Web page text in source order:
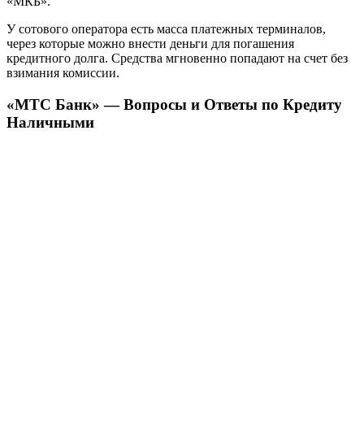
У сотового оператора есть масса платежных терминалов,
через которые можно внести деньги для погашения
кредитного долга. Средства мгновенно попадают на счет без
взимания комиссии.
«МТС Банк» — Вопросы и Ответы по Кредиту
Наличными